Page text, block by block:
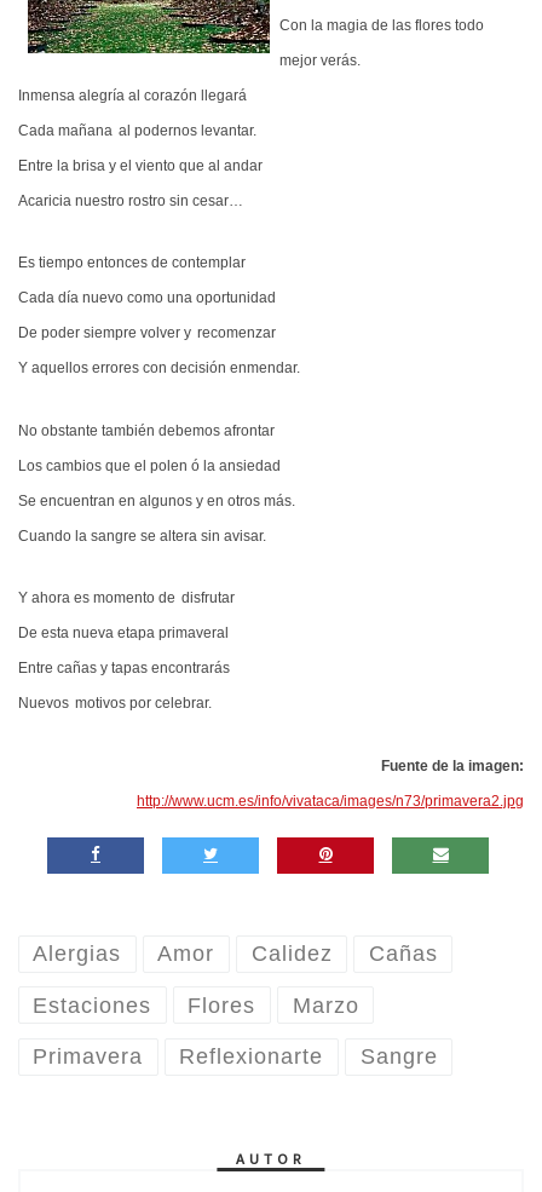
Con la magia de las flores todo
mejor verás.
Inmensa alegría al corazón llegará
Cada mañana al podernos levantar.
Entre la brisa y el viento que al andar
Acaricia nuestro rostro sin cesar…
Es tiempo entonces de contemplar
Cada día nuevo como una oportunidad
De poder siempre volver y recomenzar
Y aquellos errores con decisión enmendar.
No obstante también debemos afrontar
Los cambios que el polen ó la ansiedad
Se encuentran en algunos y en otros más.
Cuando la sangre se altera sin avisar.
Y ahora es momento de disfrutar
De esta nueva etapa primaveral
Entre cañas y tapas encontrarás
Nuevos motivos por celebrar.
Fuente de la imagen:
http://www.ucm.es/info/vivataca/images/n73/primavera2.jpg
Alergias Amor Calidez Cañas
Estaciones Flores Marzo
Primavera Reflexionarte Sangre
AUTOR